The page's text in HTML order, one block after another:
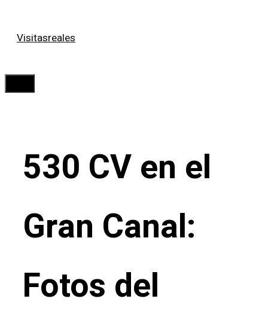
Visitasreales
530 CV en el
Gran Canal:
Fotos del